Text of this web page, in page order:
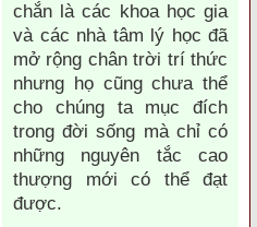
chắn là các khoa học gia
và các nhà tâm lý học đã
mở rộng chân trời trí thức
nhưng họ cũng chưa thể
cho chúng ta mục đích
trong đời sống mà chỉ có
những nguyên tắc cao
thượng mới có thể đạt
được.